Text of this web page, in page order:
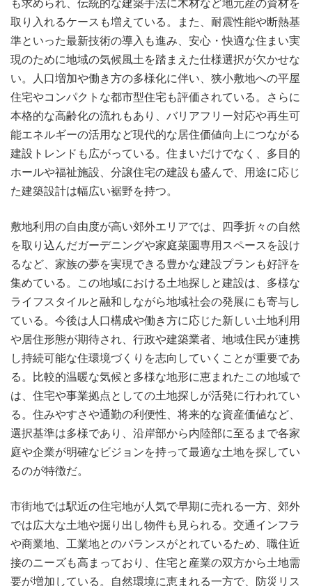
も求められ、伝統的な建築手法に木材など地元産の資材を
取り入れるケースも増えている。また、耐震性能や断熱基
準といった最新技術の導入も進み、安心・快適な住まい実
現のために地域の気候風土を踏まえた仕様選択が欠かせな
い。人口増加や働き方の多様化に伴い、狭小敷地への平屋
住宅やコンパクトな都市型住宅も評価されている。さらに
本格的な高齢化の流れもあり、バリアフリー対応や再生可
能エネルギーの活用など現代的な居住価値向上につながる
建設トレンドも広がっている。住まいだけでなく、多目的
ホールや福祉施設、分譲住宅の建設も盛んで、用途に応じ
た建築設計は幅広い裾野を持つ。
敷地利用の自由度が高い郊外エリアでは、四季折々の自然
を取り込んだガーデニングや家庭菜園専用スペースを設け
るなど、家族の夢を実現できる豊かな建設プランも好評を
集めている。この地域における土地探しと建設は、多様な
ライフスタイルと融和しながら地域社会の発展にも寄与し
ている。今後は人口構成や働き方に応じた新しい土地利用
や居住形態が期待され、行政や建築業者、地域住民が連携
し持続可能な住環境づくりを志向していくことが重要であ
る。比較的温暖な気候と多様な地形に恵まれたこの地域で
は、住宅や事業拠点としての土地探しが活発に行われてい
る。住みやすさや通勤の利便性、将来的な資産価値など、
選択基準は多様であり、沿岸部から内陸部に至るまで各家
庭や企業が明確なビジョンを持って最適な土地を探してい
るのが特徴だ。
市街地では駅近の住宅地が人気で早期に売れる一方、郊外
では広大な土地や掘り出し物件も見られる。交通インフラ
や商業地、工業地とのバランスがとれているため、職住近
接のニーズも高まっており、住宅と産業の双方から土地需
要が増加している。自然環境に恵まれる一方で、防災リス